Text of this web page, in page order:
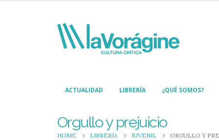
ACTUALIDAD LIBRERÍA ¿QUÉ SOMOS?
Orgullo y prejuicio
HOME LIBRERÍA JUVENIL ORGULLO Y